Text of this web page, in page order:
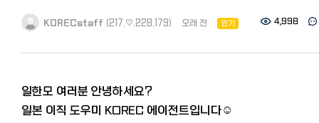
KORECstaff (217.♡.228.179) 오래 전 인기 4,998
일한모 여러분 안녕하세요?
일본 이직 도우미 KOREC 에이전트입니다☺️